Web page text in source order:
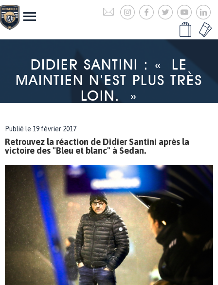
DIDIER SANTINI : « LE
MAINTIEN N’EST PLUS TRÈS
LOIN. »
Publié le 19 février 2017
Retrouvez la réaction de Didier Santini après la
victoire des "Bleu et blanc" à Sedan.